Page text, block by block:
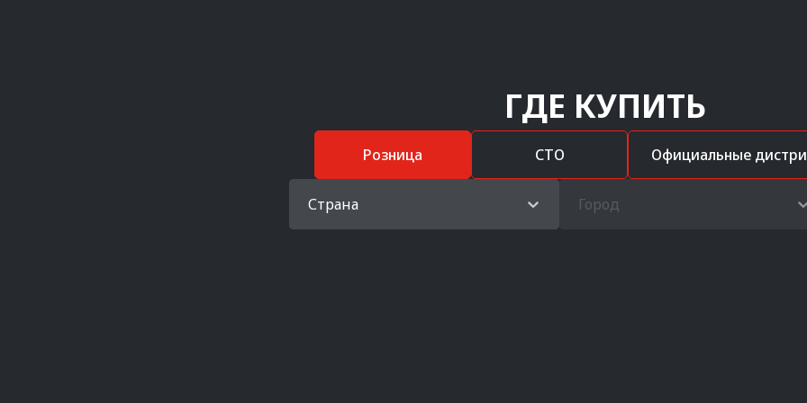
ГДЕ КУПИТЬ
Розница СТО Официальные
Страна Город